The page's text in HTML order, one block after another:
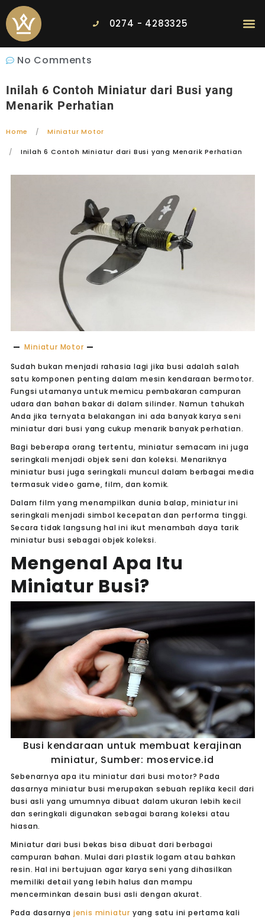
0274 - 4283325
No Comments
Inilah 6 Contoh Miniatur dari Busi yang
Menarik Perhatian
Home Miniatur Motor
Inilah 6 Contoh Miniatur dari Busi yang Menarik Perhatian
Miniatur Motor
Sudah bukan menjadi rahasia lagi jika busi adalah salah
satu komponen penting dalam mesin kendaraan bermotor.
Fungsi utamanya untuk memicu pembakaran campuran
udara dan bahan bakar di dalam silinder. Namun tahukah
Anda jika ternyata belakangan ini ada banyak karya seni
miniatur dari busi yang cukup menarik banyak perhatian.
Bagi beberapa orang tertentu, miniatur semacam ini juga
seringkali menjadi objek seni dan koleksi. Menariknya
miniatur busi juga seringkali muncul dalam berbagai media
termasuk video game, film, dan komik.
Dalam film yang menampilkan dunia balap, miniatur ini
seringkali menjadi simbol kecepatan dan performa tinggi.
Secara tidak langsung hal ini ikut menambah daya tarik
miniatur busi sebagai objek koleksi.
Mengenal Apa Itu
Miniatur Busi?
Busi kendaraan untuk membuat kerajinan
miniatur, Sumber: moservice.id
Sebenarnya apa itu miniatur dari busi motor? Pada
dasarnya miniatur busi merupakan sebuah replika kecil dari
busi asli yang umumnya dibuat dalam ukuran lebih kecil
dan seringkali digunakan sebagai barang koleksi atau
hiasan.
Miniatur dari busi bekas bisa dibuat dari berbagai
campuran bahan. Mulai dari plastik logam atau bahkan
resin. Hal ini bertujuan agar karya seni yang dihasilkan
memiliki detail yang lebih halus dan mampu
mencerminkan desain busi asli dengan akurat.
Pada dasarnya jenis miniatur yang satu ini pertama kali